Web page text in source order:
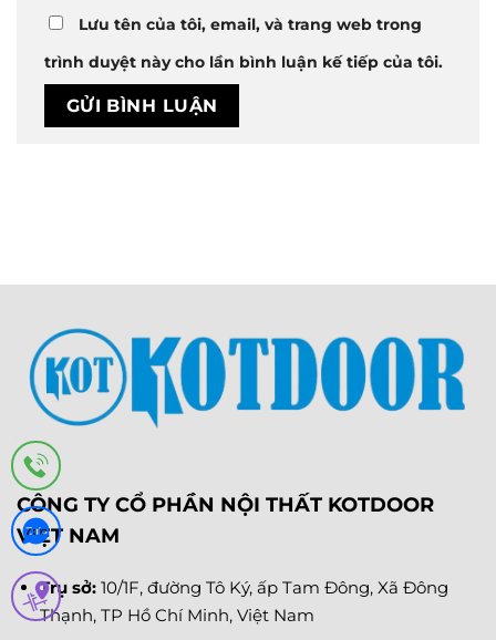
Lưu tên của tôi, email, và trang web trong
trình duyệt này cho lần bình luận kế tiếp của tôi.
CÔNG TY CỔ PHẦN NỘI THẤT KOTDOOR
VIỆT NAM
Trụ sở: 10/1F, đường Tô Ký, ấp Tam Đông, Xã Đông
Thạnh, TP Hồ Chí Minh, Việt Nam